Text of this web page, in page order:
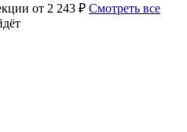
от 2 243 ₽ Смотреть все